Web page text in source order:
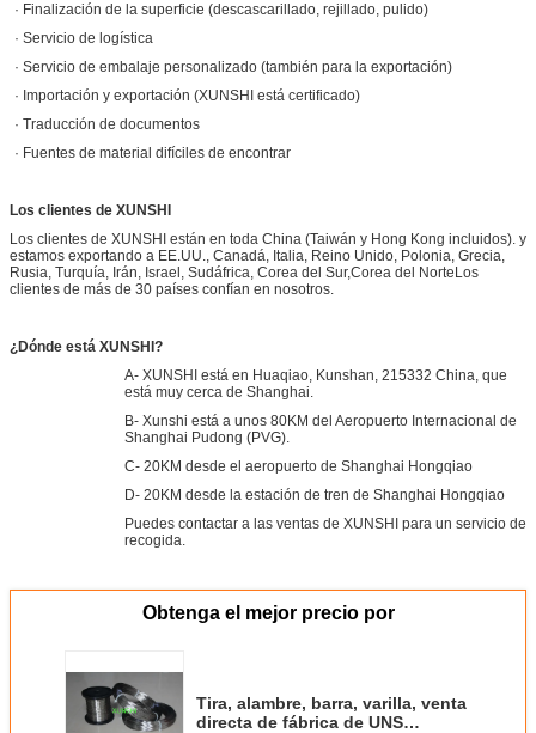
· Finalización de la superficie (descascarillado, rejillado, pulido)
· Servicio de logística
· Servicio de embalaje personalizado (también para la exportación)
· Importación y exportación (XUNSHI está certificado)
· Traducción de documentos
· Fuentes de material difíciles de encontrar
Los clientes de XUNSHI
Los clientes de XUNSHI están en toda China (Taiwán y Hong Kong incluidos). y
estamos exportando a EE.UU., Canadá, Italia, Reino Unido, Polonia, Grecia,
Rusia, Turquía, Irán, Israel, Sudáfrica, Corea del Sur,Corea del NorteLos
clientes de más de 30 países confían en nosotros.
¿Dónde está XUNSHI?
A- XUNSHI está en Huaqiao, Kunshan, 215332 China, que
está muy cerca de Shanghai.
B- Xunshi está a unos 80KM del Aeropuerto Internacional de
Shanghai Pudong (PVG).
C- 20KM desde el aeropuerto de Shanghai Hongqiao
D- 20KM desde la estación de tren de Shanghai Hongqiao
Puedes contactar a las ventas de XUNSHI para un servicio de
recogida.
Obtenga el mejor precio por
Tira, alambre, barra, varilla, venta
directa de fábrica de UNS